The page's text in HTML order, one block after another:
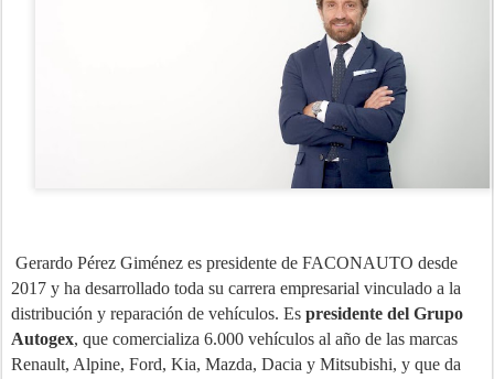
Gerardo Pérez Giménez es presidente de FACONAUTO desde
2017 y ha desarrollado toda su carrera empresarial vinculado a la
distribución y reparación de vehículos. Es presidente del Grupo
Autogex, que comercializa 6.000 vehículos al año de las marcas
Renault, Alpine, Ford, Kia, Mazda, Dacia y Mitsubishi, y que da